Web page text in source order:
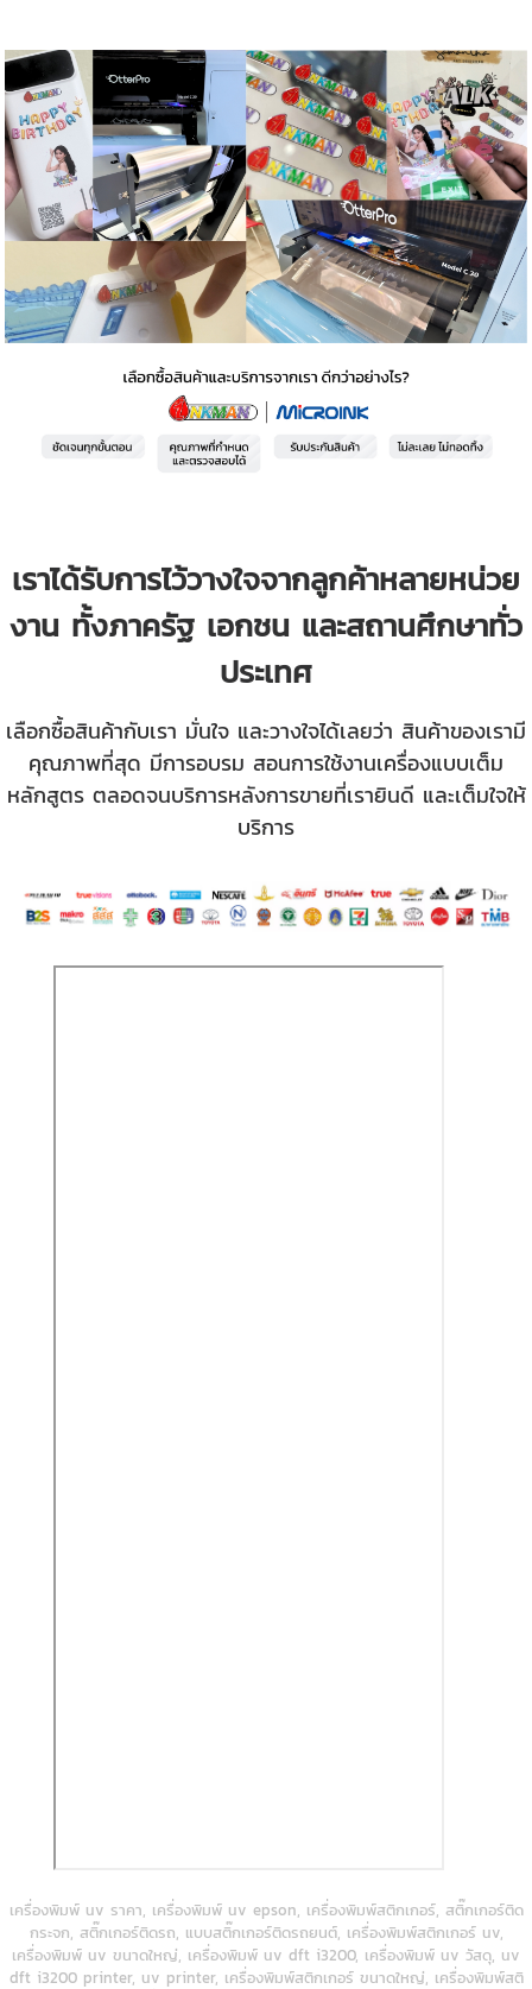
เราได้รับการไว้วางใจจากลูกค้าหลายหน่วย
งาน ทั้งภาครัฐ เอกชน และสถานศึกษาทั่ว
ประเทศ
เลือกซื้อสินค้ากับเรา มั่นใจ และวางใจได้เลยว่า สินค้าของเรามี
คุณภาพที่สุด มีการอบรม สอนการใช้งานเครื่องแบบเต็ม
หลักสูตร ตลอดจนบริการหลังการขายที่เรายินดี และเต็มใจให้
บริการ
เครื่องพิมพ์ uv ราคา, เครื่องพิมพ์ uv epson, เครื่องพิมพ์สติกเกอร์, สติ๊กเกอร์ติด
กระจก, สติ๊กเกอร์ติดรถ, แบบสติ๊กเกอร์ติดรถยนต์, เครื่องพิมพ์สติกเกอร์ uv,
เครื่องพิมพ์ uv ขนาดใหญ่, เครื่องพิมพ์ uv dft i3200, เครื่องพิมพ์ uv วัสดุ, uv
dft i3200 printer, uv printer, เครื่องพิมพ์สติกเกอร์ ขนาดใหญ่, เครื่องพิมพ์สติ